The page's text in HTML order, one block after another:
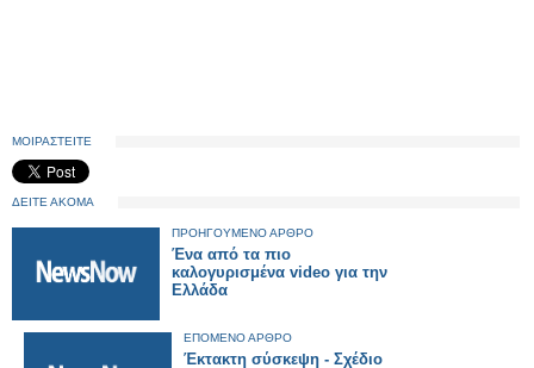
ΜΟΙΡΑΣΤΕΙΤΕ
ΔΕΙΤΕ ΑΚΟΜΑ
ΠΡΟΗΓΟΥΜΕΝΟ ΑΡΘΡΟ
Ένα από τα πιο
καλογυρισμένα video για την
Ελλάδα
ΕΠΟΜΕΝΟ ΑΡΘΡΟ
Έκτακτη σύσκεψη - Σχέδιο